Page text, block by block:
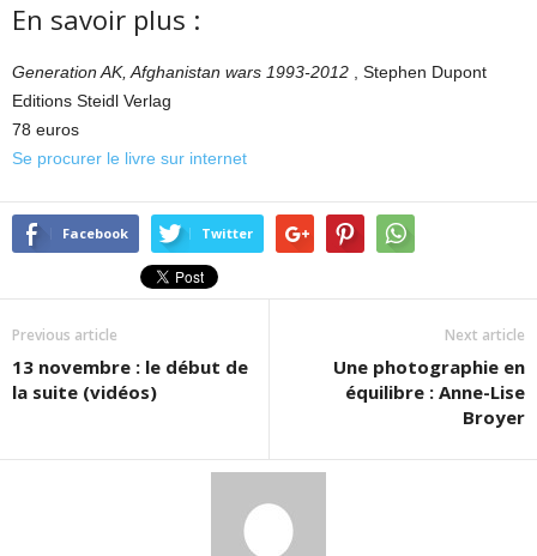
En savoir plus :
Generation AK, Afghanistan wars 1993-2012 , Stephen Dupont
Editions Steidl Verlag
78 euros
Se procurer le livre sur internet
Facebook Twitter
Previous article
13 novembre : le début de
la suite (vidéos)
Next article
Une photographie en
équilibre : Anne-Lise
Broyer